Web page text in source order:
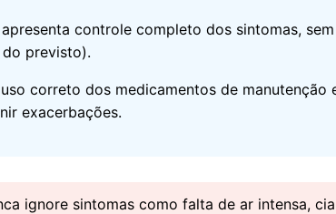
controle completo dos sintomas, sem
do previsto).
correto dos medicamentos de manutenção
exacerbações.
ignore sintomas como falta de ar intensa,